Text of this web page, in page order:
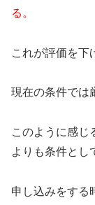
る。
これが評価を下
現在の条件では
このように感じ
よりも条件とし
申し込みをする